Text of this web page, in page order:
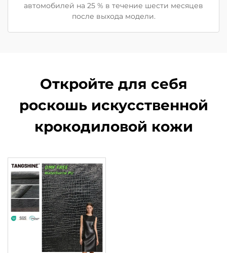
автомобилей на 25 % в течение шести месяцев
после выхода модели.
Откройте для себя
роскошь искусственной
крокодиловой кожи